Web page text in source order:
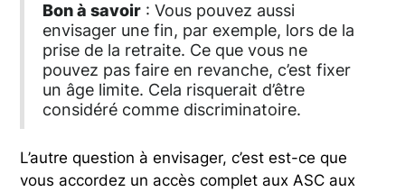
Bon à savoir : Vous pouvez aussi
envisager une fin, par exemple, lors de la
prise de la retraite. Ce que vous ne
pouvez pas faire en revanche, c’est fixer
un âge limite. Cela risquerait d’être
considéré comme discriminatoire.
L’autre question à envisager, c’est est-ce que
vous accordez un accès complet aux ASC aux